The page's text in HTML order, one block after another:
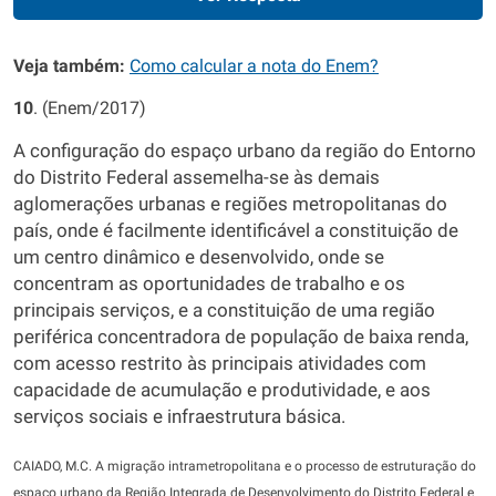
Veja também: Como calcular a nota do Enem?
10. (Enem/2017)
A configuração do espaço urbano da região do Entorno
do Distrito Federal assemelha-se às demais
aglomerações urbanas e regiões metropolitanas do
país, onde é facilmente identificável a constituição de
um centro dinâmico e desenvolvido, onde se
concentram as oportunidades de trabalho e os
principais serviços, e a constituição de uma região
periférica concentradora de população de baixa renda,
com acesso restrito às principais atividades com
capacidade de acumulação e produtividade, e aos
serviços sociais e infraestrutura básica.
CAIADO, M.C. A migração intrametropolitana e o processo de estruturação do
espaço urbano da Região Integrada de Desenvolvimento do Distrito Federal e